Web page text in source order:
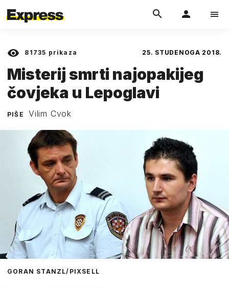
81735 prikaza 25. STUDENOGA 2018.
Misterij smrti najopakijeg
čovjeka u Lepoglavi
PIŠE Vilim Cvok
GORAN STANZL/PIXSELL